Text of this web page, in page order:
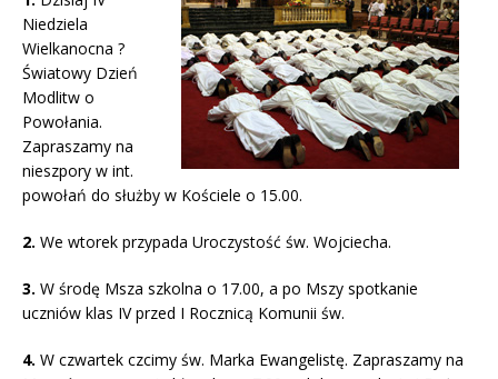
Niedziela
Wielkanocna ?
Światowy Dzień
Modlitw o
Powołania.
Zapraszamy na
nieszpory w int.
powołań do służby w Kościele o 15.00.
2. We wtorek przypada Uroczystość św. Wojciecha.
3. W środę Msza szkolna o 17.00, a po Mszy spotkanie
uczniów klas IV przed I Rocznicą Komunii św.
4. W czwartek czcimy św. Marka Ewangelistę. Zapraszamy na